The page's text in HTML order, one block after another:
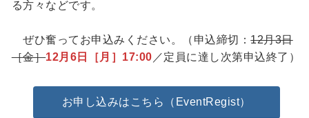
る方々などです。
ぜひ奮ってお申込みください。（申込締切：12月3日
［金］12月6日［月］17:00 ／定員に達し次第申込終了）
お申し込みはこちら（EventRegist）